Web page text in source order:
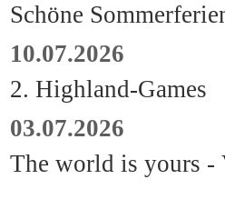
Schöne
10.07.2026
2. Highland-Games
03.07.2026
The world is yours -